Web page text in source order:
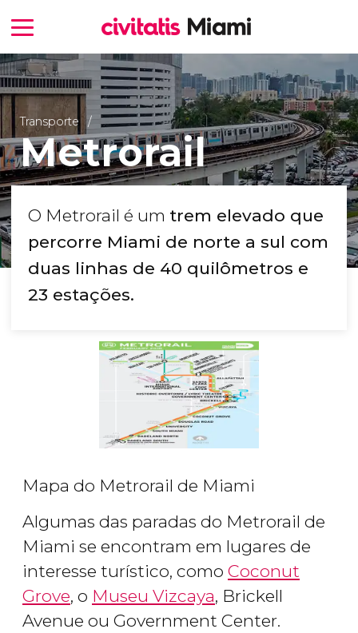
Transporte
Metrorail
O Metrorail é um trem elevado que
percorre Miami de norte a sul com
duas linhas de 40 quilômetros e
23 estações.
Mapa do Metrorail de Miami
Algumas das paradas do Metrorail de
Miami se encontram em lugares de
interesse turístico, como Coconut
Grove, o Museu Vizcaya, Brickell
Avenue ou Government Center.